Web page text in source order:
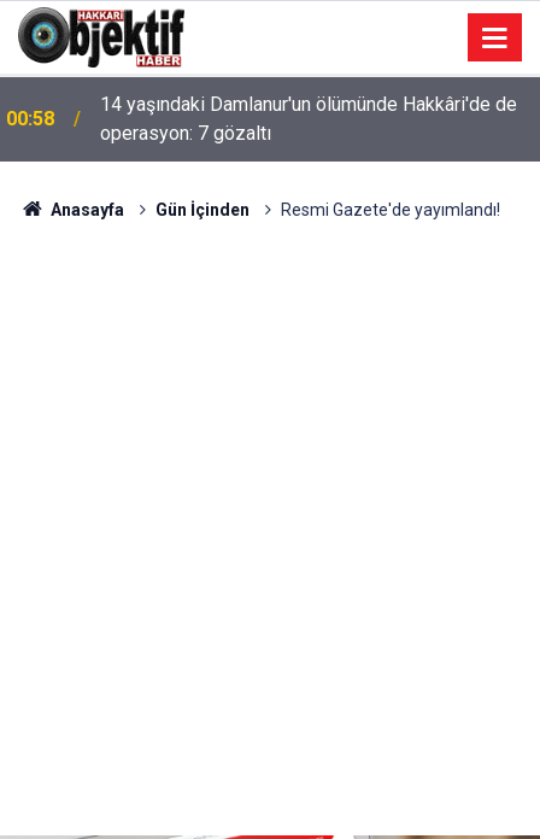
00:58
14 yaşındaki Damlanur'un ölümünde Hakkâri'de de
operasyon: 7 gözaltı
Anasayfa Gün İçinden Resmi Gazete'de yayımlandı!